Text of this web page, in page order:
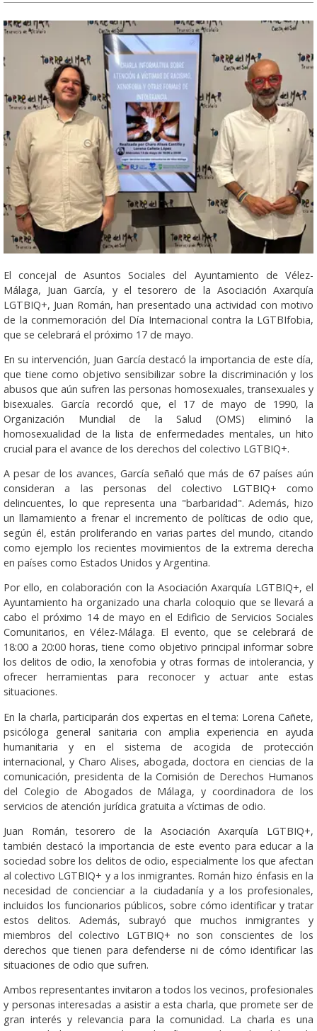
El concejal de Asuntos Sociales del Ayuntamiento de Vélez-
Málaga, Juan García, y el tesorero de la Asociación Axarquía
LGTBIQ+, Juan Román, han presentado una actividad con motivo
de la conmemoración del Día Internacional contra la LGTBIfobia,
que se celebrará el próximo 17 de mayo.
En su intervención, Juan García destacó la importancia de este día,
que tiene como objetivo sensibilizar sobre la discriminación y los
abusos que aún sufren las personas homosexuales, transexuales y
bisexuales. García recordó que, el 17 de mayo de 1990, la
Organización Mundial de la Salud (OMS) eliminó la
homosexualidad de la lista de enfermedades mentales, un hito
crucial para el avance de los derechos del colectivo LGTBIQ+.
A pesar de los avances, García señaló que más de 67 países aún
consideran a las personas del colectivo LGTBIQ+ como
delincuentes, lo que representa una "barbaridad". Además, hizo
un llamamiento a frenar el incremento de políticas de odio que,
según él, están proliferando en varias partes del mundo, citando
como ejemplo los recientes movimientos de la extrema derecha
en países como Estados Unidos y Argentina.
Por ello, en colaboración con la Asociación Axarquía LGTBIQ+, el
Ayuntamiento ha organizado una charla coloquio que se llevará a
cabo el próximo 14 de mayo en el Edificio de Servicios Sociales
Comunitarios, en Vélez-Málaga. El evento, que se celebrará de
18:00 a 20:00 horas, tiene como objetivo principal informar sobre
los delitos de odio, la xenofobia y otras formas de intolerancia, y
ofrecer herramientas para reconocer y actuar ante estas
situaciones.
En la charla, participarán dos expertas en el tema: Lorena Cañete,
psicóloga general sanitaria con amplia experiencia en ayuda
humanitaria y en el sistema de acogida de protección
internacional, y Charo Alises, abogada, doctora en ciencias de la
comunicación, presidenta de la Comisión de Derechos Humanos
del Colegio de Abogados de Málaga, y coordinadora de los
servicios de atención jurídica gratuita a víctimas de odio.
Juan Román, tesorero de la Asociación Axarquía LGTBIQ+,
también destacó la importancia de este evento para educar a la
sociedad sobre los delitos de odio, especialmente los que afectan
al colectivo LGTBIQ+ y a los inmigrantes. Román hizo énfasis en la
necesidad de concienciar a la ciudadanía y a los profesionales,
incluidos los funcionarios públicos, sobre cómo identificar y tratar
estos delitos. Además, subrayó que muchos inmigrantes y
miembros del colectivo LGTBIQ+ no son conscientes de los
derechos que tienen para defenderse ni de cómo identificar las
situaciones de odio que sufren.
Ambos representantes invitaron a todos los vecinos, profesionales
y personas interesadas a asistir a esta charla, que promete ser de
gran interés y relevancia para la comunidad. La charla es una